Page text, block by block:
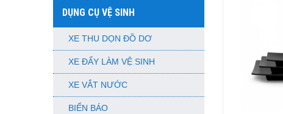
DỤNG CỤ VỆ SINH
XE THU DỌN ĐỒ DƠ
XE ĐẨY LÀM VỆ SINH
XE VẮT NƯỚC
BIỂN BÁO